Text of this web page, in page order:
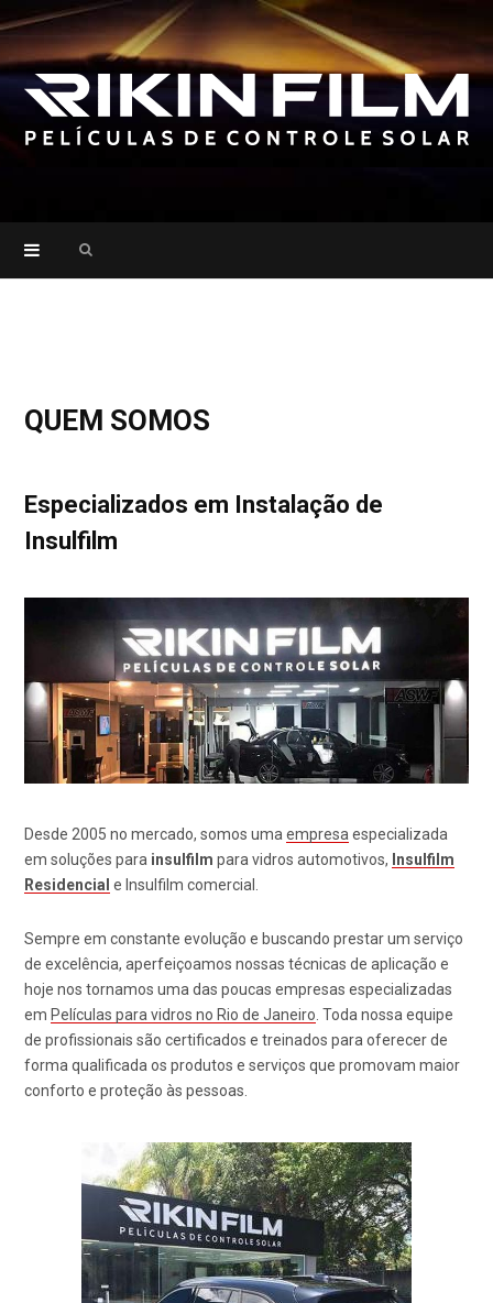
QUEM SOMOS
Especializados em Instalação de
Insulfilm
Desde 2005 no mercado, somos uma empresa especializada
em soluções para insulfilm para vidros automotivos, Insulfilm
Residencial e Insulfilm comercial.
Sempre em constante evolução e buscando prestar um serviço
de excelência, aperfeiçoamos nossas técnicas de aplicação e
hoje nos tornamos uma das poucas empresas especializadas
em Películas para vidros no Rio de Janeiro . Toda nossa equipe
de profissionais são certificados e treinados para oferecer de
forma qualificada os produtos e serviços que promovam maior
conforto e proteção às pessoas.